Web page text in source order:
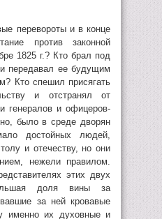
перевороты и в конце
против законной
1825 г.? Кто брал под
передавал ее будущим
Кто спешил присягать
и отстранял от
генералов и офицеров-
было в среде дворян
достойных людей,
и отечеству, но они
нежели правилом.
этих двух
доля вины за
за ней кровавые
именно их духовные и